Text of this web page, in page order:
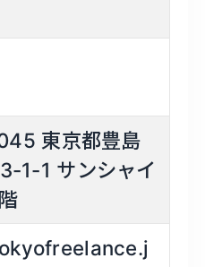
東京都豊島
1-1 サンシャイ